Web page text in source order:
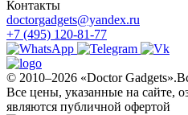
Контакты
doctorgadgets@yandex.ru
+7 (495) 120-81-77
© 2010–2026 «Doctor
Все цены, указанные на сайте,
являются публичной офертой